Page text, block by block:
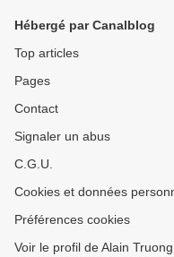
Hébergé par Canalblog
Top articles
Pages
Contact
Signaler un abus
C.G.U.
Cookies et données
Préférences cookies
Voir le profil de Alain